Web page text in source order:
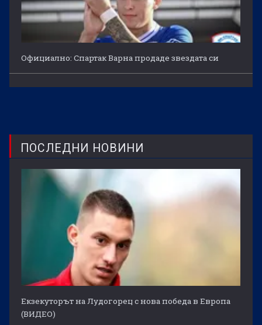
Официално: Спартак Варна продаде звездата си
ПОСЛЕДНИ НОВИНИ
Екзекуторът на Лудогорец с нова победа в Европа
(ВИДЕО)